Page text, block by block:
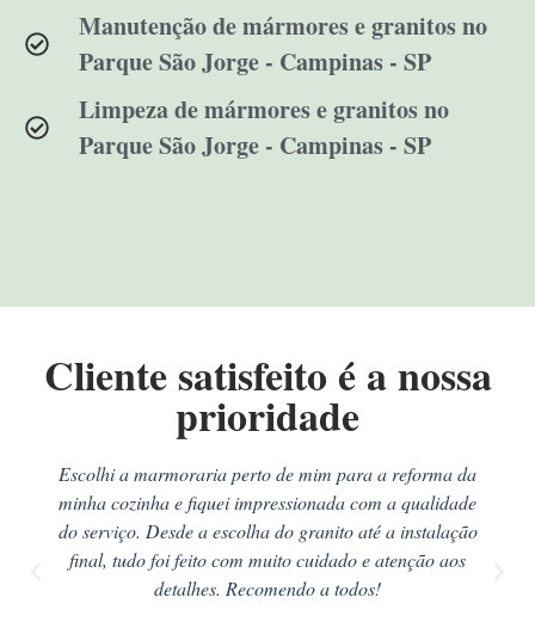
Manutenção de mármores e granitos no
Parque São Jorge - Campinas - SP
Limpeza de mármores e granitos no
Parque São Jorge - Campinas - SP
Cliente satisfeito é a nossa
prioridade
Escolhi a marmoraria perto de mim para a reforma da
minha cozinha e fiquei impressionada com a qualidade
do serviço. Desde a escolha do granito até a instalação
final, tudo foi feito com muito cuidado e atenção aos
detalhes. Recomendo a todos!